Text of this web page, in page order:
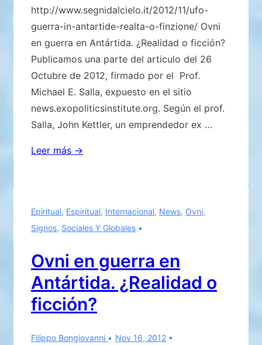
http://www.segnidalcielo.it/2012/11/ufo-
guerra-in-antartide-realta-o-finzione/ Ovni
en guerra en Antártida. ¿Realidad o ficción?
Publicamos una parte del articulo del 26
Octubre de 2012, firmado por el Prof.
Michael E. Salla, expuesto en el sitio
news.exopoliticsinstitute.org. Según el prof.
Salla, John Kettler, un emprendedor ex …
«Ovni
en
Antártida»..!?
Leer más →
Epiritual, Espiritual, Internacional, News, Ovni,
Signos, Sociales Y Globales
Ovni en guerra en
Antártida. ¿Realidad o
ficción?
Filippo Bongiovanni Nov 16, 2012